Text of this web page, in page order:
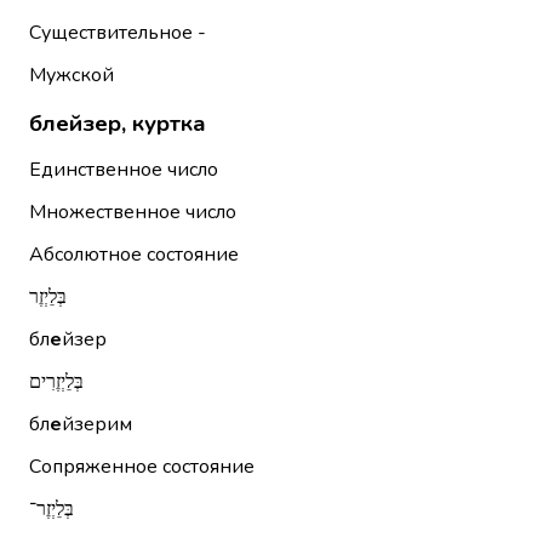
Существительное -
Мужской
блейзер, куртка
Единственное число
Множественное число
Абсолютное состояние
בְּלֵיְזֶר
блейзер
בְּלֵיְזֶרִים
блейзерим
Сопряженное состояние
בְּלֵיְזֶר־